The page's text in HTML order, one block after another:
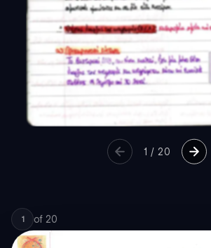
1 / 20
1 of 20